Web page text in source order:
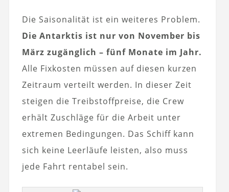
Die Saisonalität ist ein weiteres Problem.
Die Antarktis ist nur von November bis
März zugänglich – fünf Monate im Jahr.
Alle Fixkosten müssen auf diesen kurzen
Zeitraum verteilt werden. In dieser Zeit
steigen die Treibstoffpreise, die Crew
erhält Zuschläge für die Arbeit unter
extremen Bedingungen. Das Schiff kann
sich keine Leerläufe leisten, also muss
jede Fahrt rentabel sein.